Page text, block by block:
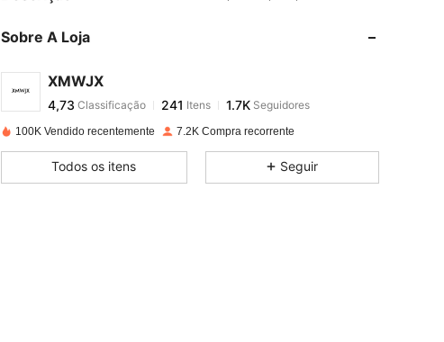
Sobre A Loja
XMWJX
4,73
n***rpago 1 dia atrás
4,73 241 1.7K
100K Vendido recentemente 7.2K Compra recorrente
Todos os itens Seguir